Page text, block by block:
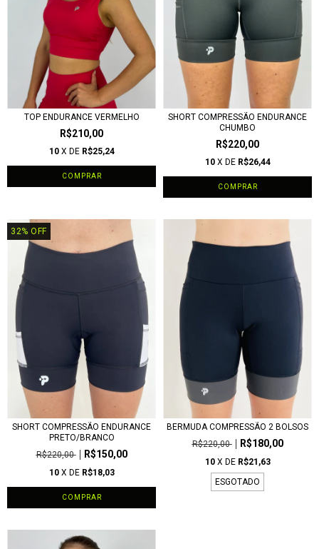
TOP ENDURANCE VERMELHO
R$210,00
10 X DE R$25,24
COMPRAR
SHORT COMPRESSÃO ENDURANCE
CHUMBO
R$220,00
10 X DE R$26,44
COMPRAR
32% OFF
SHORT COMPRESSÃO ENDURANCE
PRETO/BRANCO
R$220,00
R$150,00
10 X DE R$18,03
COMPRAR
BERMUDA COMPRESSÃO 2 BOLSOS
R$220,00
R$180,00
10 X DE R$21,63
ESGOTADO